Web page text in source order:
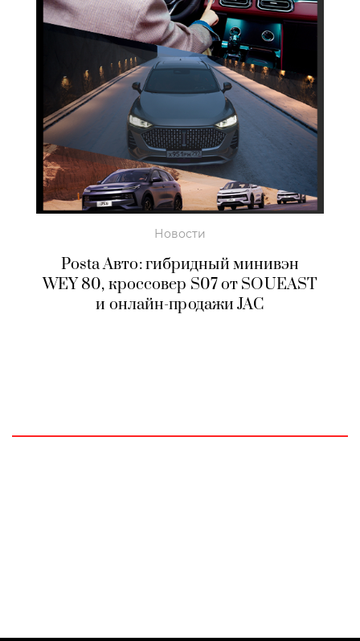
Новости
Posta Авто: гибридный минивэн
WEY 80, кроссовер S07 от SOUEAST
и онлайн-продажи JAC